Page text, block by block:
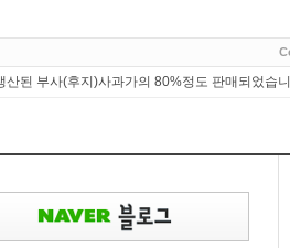
산된 부사(후지)사과가의 80%정도 판매되었습